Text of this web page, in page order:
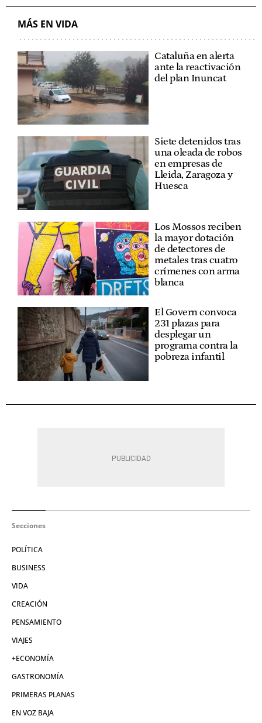
MÁS EN VIDA
Cataluña en alerta
ante la reactivación
del plan Inuncat
Siete detenidos tras
una oleada de robos
en empresas de
Lleida, Zaragoza y
Huesca
Los Mossos reciben
la mayor dotación
de detectores de
metales tras cuatro
crímenes con arma
blanca
El Govern convoca
231 plazas para
desplegar un
programa contra la
pobreza infantil
Secciones
POLÍTICA
BUSINESS
VIDA
CREACIÓN
PENSAMIENTO
VIAJES
+ECONOMÍA
GASTRONOMÍA
PRIMERAS PLANAS
EN VOZ BAJA